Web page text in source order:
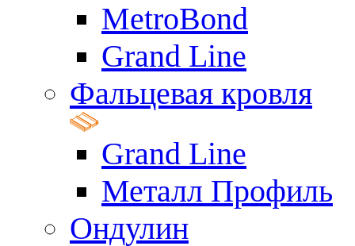
MetroBond
Grand Line
Фальцевая кровля
Grand Line
Металл Профиль
Ондулин